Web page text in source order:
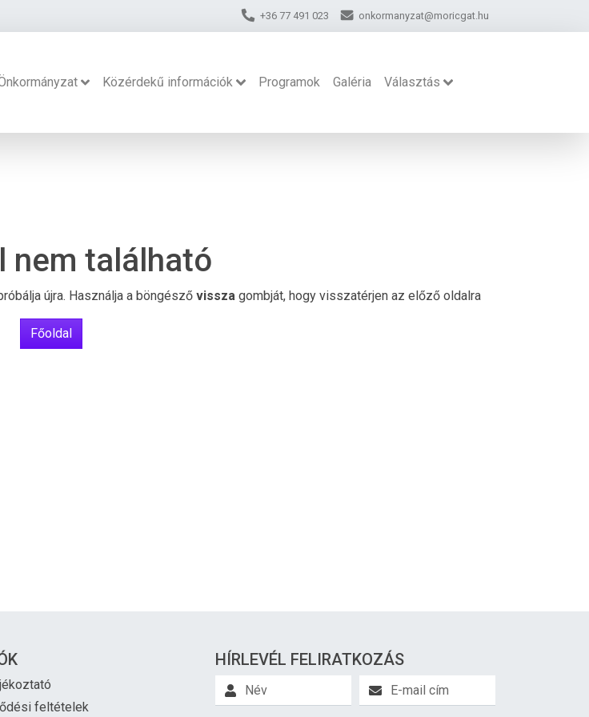
+36 77 491 023 onkormanyzat@moricgat.hu
Közérdekű információk Programok Galéria Választás
nem található
újra. Használja a böngésző vissza gombját, hogy visszatérjen az előző oldalra
Főoldal
feltételek
HÍRLEVÉL FELIRATKOZÁS